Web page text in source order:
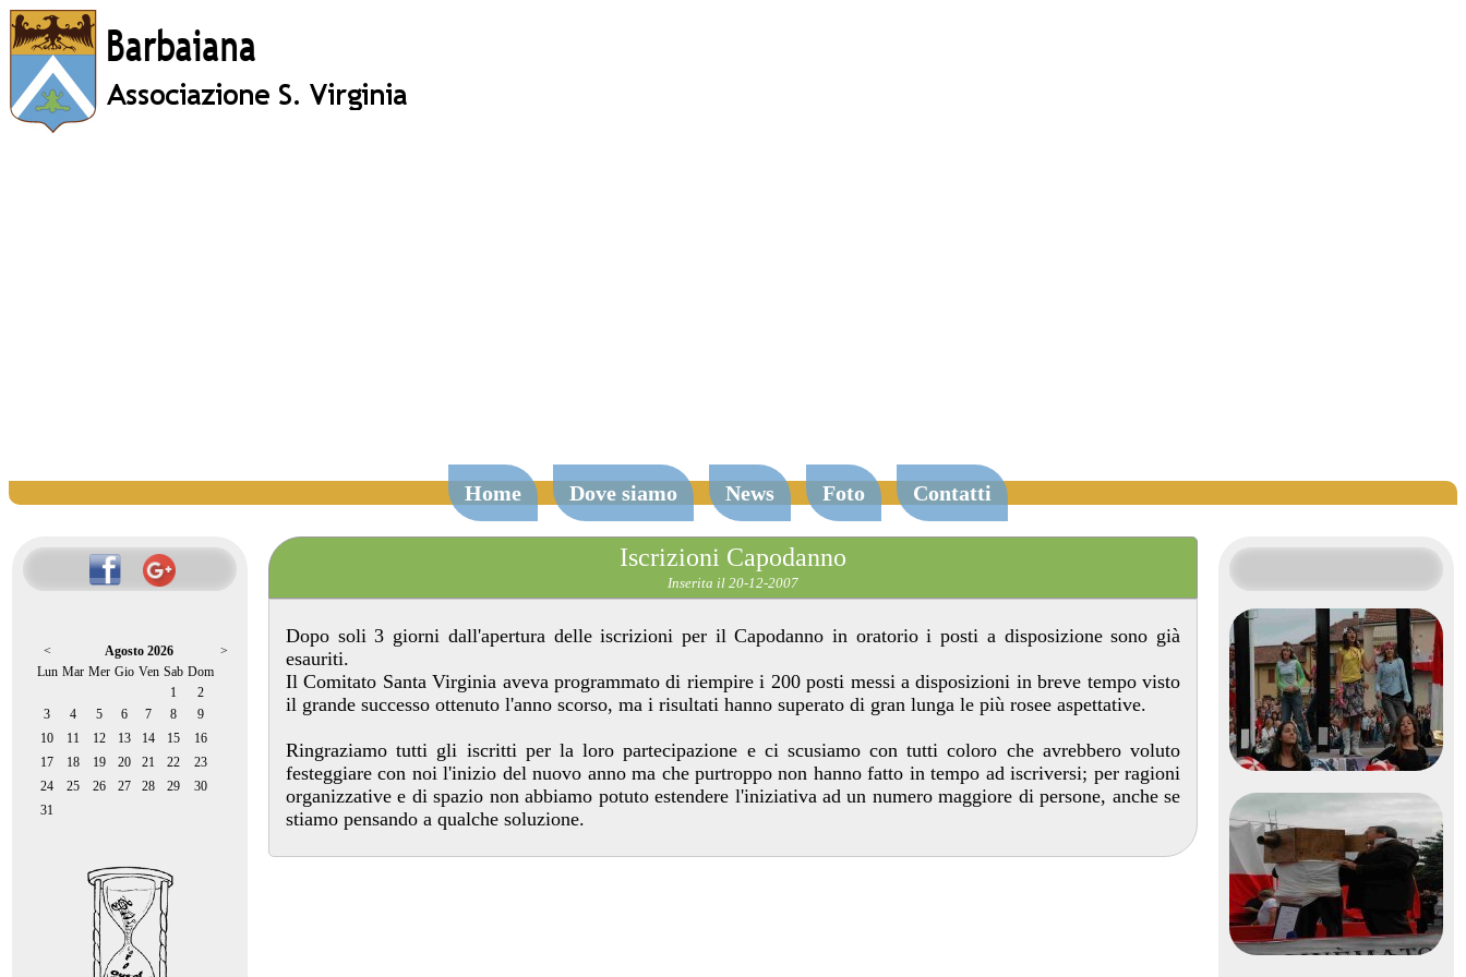
Home Dove siamo News Foto Contatti
< Agosto 2026
>
Lun Mar Mer Gio Ven Sab Dom
1
2
3
4 5 6 7 8
9
10
11 12 13 14 15
16
17
18 19 20 21 22
23
24
25 26 27 28 29
30
31
Iscrizioni Capodanno
Inserita il 20-12-2007
Dopo soli 3 giorni dall'apertura delle iscrizioni per il Capodanno in oratorio i posti a disposizione sono già
esauriti.
Il Comitato Santa Virginia aveva programmato di riempire i 200 posti messi a disposizioni in breve tempo visto
il grande successo ottenuto l'anno scorso, ma i risultati hanno superato di gran lunga le più rosee aspettative.
Ringraziamo tutti gli iscritti per la loro partecipazione e ci scusiamo con tutti coloro che avrebbero voluto
festeggiare con noi l'inizio del nuovo anno ma che purtroppo non hanno fatto in tempo ad iscriversi; per ragioni
organizzative e di spazio non abbiamo potuto estendere l'iniziativa ad un numero maggiore di persone, anche se
stiamo pensando a qualche soluzione.